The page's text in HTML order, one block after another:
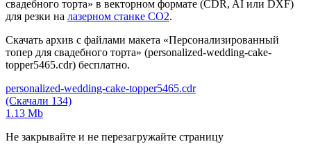
свадебного торта» в векторном формате (CDR, AI или DXF)
для резки на лазерном станке СО2.
Скачать архив с файлами макета «Персонализированный
топер для свадебного торта» (personalized-wedding-cake-
topper5465.cdr) бесплатно.
personalized-wedding-cake-topper5465.cdr
(Скачали 134)
1.13 Mb
Не закрывайте и не перезагружайте страницу